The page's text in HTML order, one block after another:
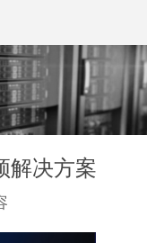
解决方案